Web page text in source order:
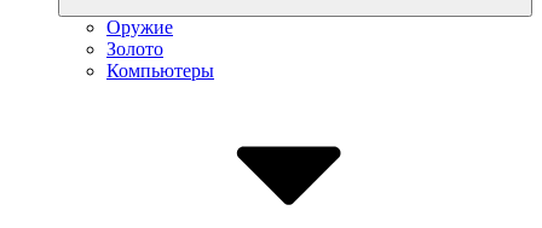
Оружие
Золото
Компьютеры